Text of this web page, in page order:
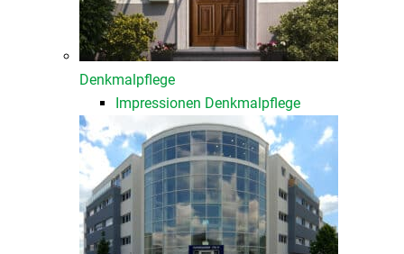
Denkmalpflege
Impressionen Denkmalpflege